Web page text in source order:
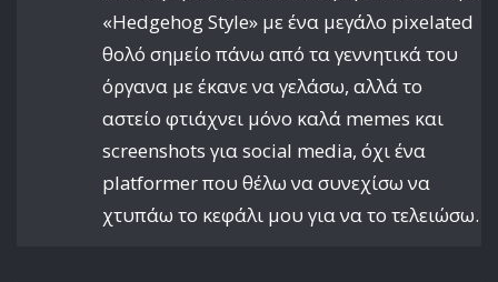
«Hedgehog Style» με ένα μεγάλο pixelated
θολό σημείο πάνω από τα γεννητικά του
όργανα με έκανε να γελάσω, αλλά το
αστείο φτιάχνει μόνο καλά memes και
screenshots για social media, όχι ένα
platformer που θέλω να συνεχίσω να
χτυπάω το κεφάλι μου για να το τελειώσω.